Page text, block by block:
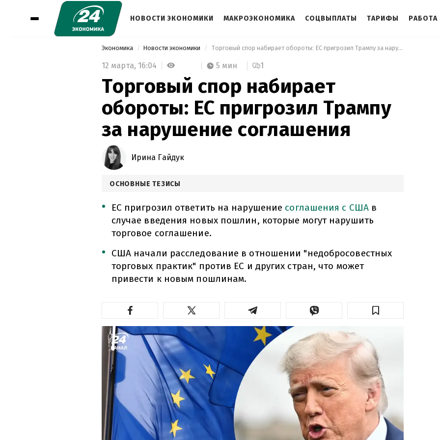
НОВОСТИ ЭКОНОМИКИ МАКРОЭКОНОМИКА СОЦВЫПЛАТЫ ТАРИФЫ РАБОТА
Экономика Новости экономики Торговый спор набирает обороты: ЕС пригрозил Трампу за нарушение соглашения
12 марта, 16:04 5 мин 1
Торговый спор набирает
обороты: ЕС пригрозил Трампу
за нарушение соглашения
Ирина Гайдук
ОСНОВНЫЕ ТЕЗИСЫ
ЕС пригрозил ответить на нарушение соглашения с СШАв
случае введения новых пошлин, которые могут нарушить
торговое соглашение.
США начали расследование в отношении "недобросовестных
торговых практик" против ЕС и других стран, что может
привести к новым пошлинам.